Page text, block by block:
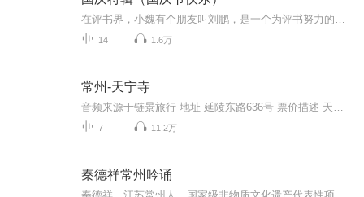
14 1.6万
常州-天宁寺
7 11.2万
秦德祥常州吟诵